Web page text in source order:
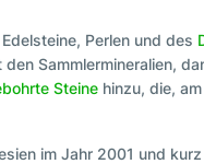
Perlen und des
Sammlermineralien,
Steine hinzu, die, am
im Jahr 2001 und